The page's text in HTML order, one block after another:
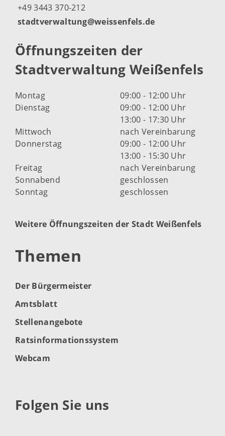
+49 3443 370-212
stadtverwaltung@weissenfels.de
Öffnungszeiten der
Stadtverwaltung Weißenfels
Montag
09:00 - 12:00 Uhr
Dienstag
09:00 - 12:00 Uhr
13:00 - 17:30 Uhr
Mittwoch
nach Vereinbarung
Donnerstag
09:00 - 12:00 Uhr
13:00 - 15:30 Uhr
Freitag
nach Vereinbarung
Sonnabend
geschlossen
Sonntag
geschlossen
Weitere Öffnungszeiten der Stadt Weißenfels
Themen
Der Bürgermeister
Amtsblatt
Stellenangebote
Ratsinformationssystem
Webcam
Folgen Sie uns